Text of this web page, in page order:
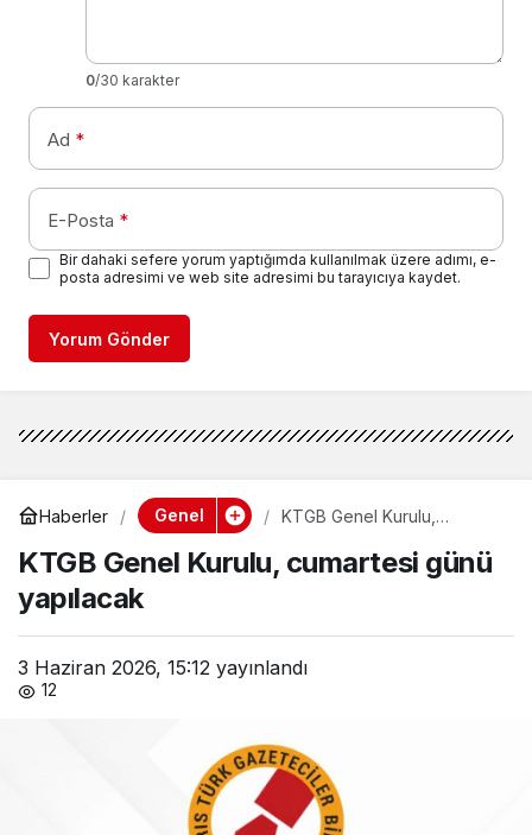
0/30 karakter
Ad *
E-Posta *
Bir dahaki sefere yorum yaptığımda kullanılmak üzere adımı, e-
posta adresimi ve web site adresimi bu tarayıcıya kaydet.
Yorum Gönder
Haberler Genel
KTGB Genel Kurulu,
KTGB Genel Kurulu, cumartesi günü
yapılacak
3 Haziran 2026, 15:12 yayınlandı
12